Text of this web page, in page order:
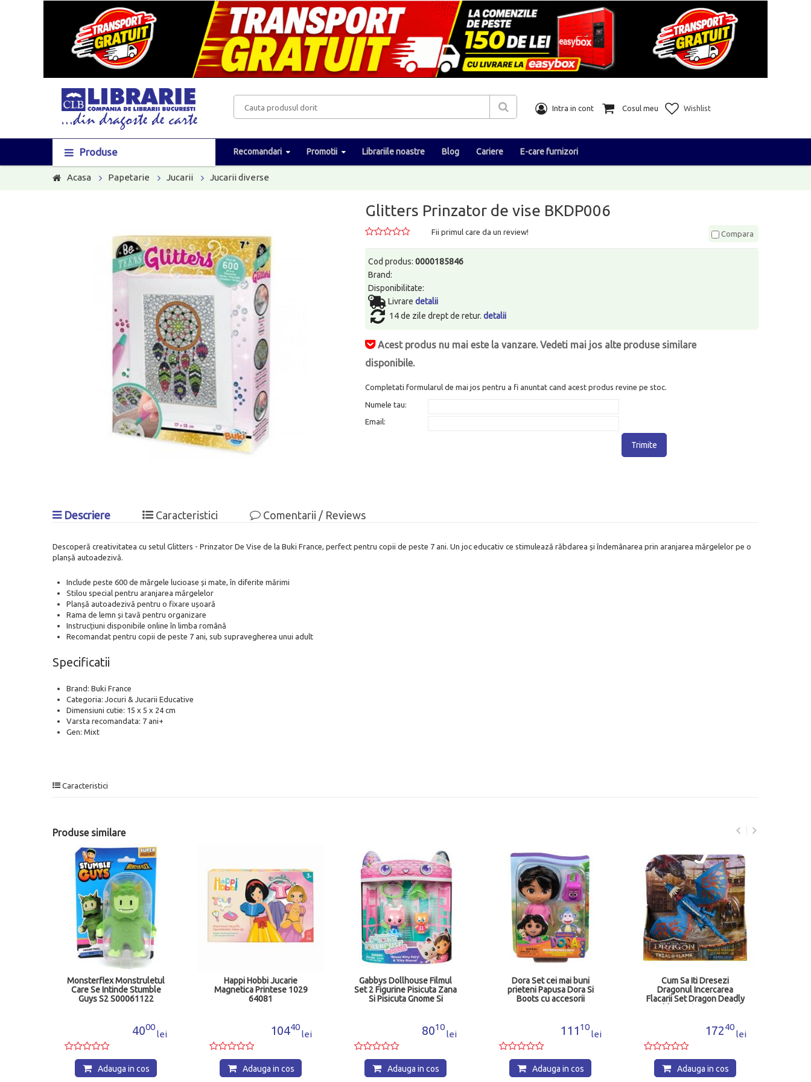
Intra in cont Cosul meu Wishlist
Produse Recomandari Promotii Librariile noastre Blog Cariere E-care furnizori
Acasa Papetarie Jucarii Jucarii diverse
Glitters Prinzator de vise BKDP006
Fii primul care da un review! Compara
Cod produs:0000185846
Brand:
Disponibilitate:
Livraredetalii
14 de zile drept de retur.detalii
Acest produs nu mai este la vanzare. Vedeti mai jos alte produse similare
disponibile.
Completati formularul de mai jos pentru a fi anuntat cand acest produs revine pe stoc.
Numele tau:
Email:
Trimite
Descriere Caracteristici Comentarii / Reviews
Descoperă creativitatea cu setul Glitters - Prinzator De Vise de la Buki France, perfect pentru copii de peste 7 ani. Un joc educativ ce stimulează răbdarea și îndemânarea prin aranjarea mărgelelor pe o
planșă autoadezivă.
Include peste 600 de mărgele lucioase și mate, în diferite mărimi
Stilou special pentru aranjarea mărgelelor
Planșă autoadezivă pentru o fixare ușoară
Rama de lemn și tavă pentru organizare
Instrucțiuni disponibile online în limba română
Recomandat pentru copii de peste 7 ani, sub supravegherea unui adult
Specificatii
Brand: Buki France
Categoria: Jocuri & Jucarii Educative
Dimensiuni cutie: 15 x 5 x 24 cm
Varsta recomandata: 7 ani+
Gen: Mixt
Caracteristici
Produse similare
Monsterflex Monstruletul
Care Se Intinde Stumble
Guys S2 S00061122
4000
lei
Adauga in cos
Happi Hobbi Jucarie
Magnetica Printese 1029
64081
10440
lei
Adauga in cos
Gabbys Dollhouse Filmul
Set 2 Figurine Pisicuta Zana
Si Pisicuta Gnome Si
8010
lei
Adauga in cos
Dora Set cei mai buni
prieteni Papusa Dora Si
Boots cu accesorii
111 10
lei
Adauga in cos
Cum Sa Iti Dresezi
Dragonul Incercarea
Flacarii Set Dragon Deadly
17240
lei
Adauga in cos